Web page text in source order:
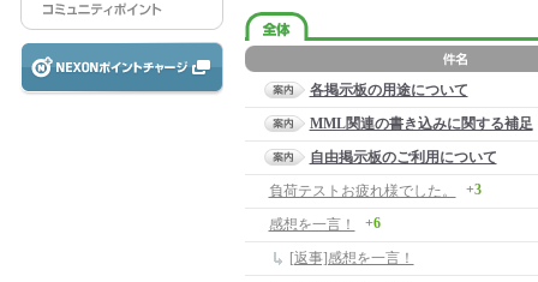
各掲示板の用途について
MML関連の書き込みに関する補足
自由掲示板のご利用について
負荷テストお疲れ様でした。
+3
感想を一言！ +6
[返事]感想を一言！